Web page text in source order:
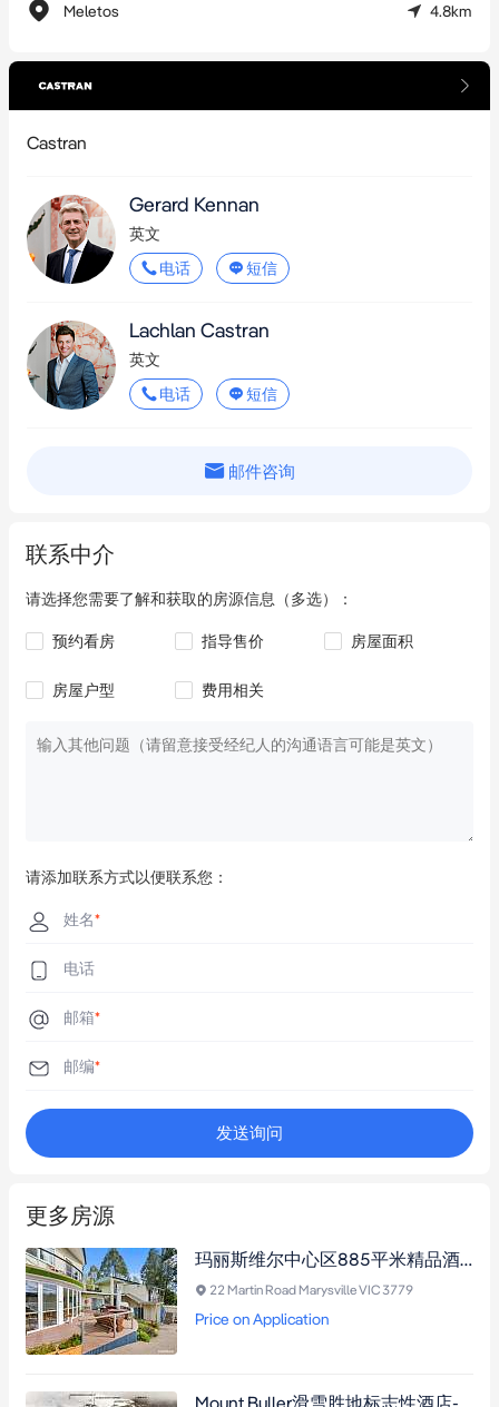
一步提升其价值。
本次出售内容为永久产权土地及其附属设施，买家可选择将运营
中的生意、品牌及库存（按估值）与地产捆绑收购，亦可作为独
立部分另行交易。
欲了解更多详情或预约私人参观，请联系独家销售代理Gerard
Kennan，电话0413 139 231，或Lachlan Castran，电话0475 000
888。
Castran – 庆祝成为房地产行业领导者逾40载。
Meletos 4.8km
Castran
Gerard Kennan
英文
电话
短信
Lachlan Castran
英文
电话
短信
邮件咨询
联系中介
请选择您需要了解和获取的房源信息（多选）：
预约看房 指导售价 房屋面积
房屋户型 费用相关
请添加联系方式以便联系您：
姓名*
电话
邮箱*
邮编*
发送询问
更多房源
玛丽斯维尔中心区885平米精品酒店，全装修即买即营，邻近雪场与酒庄，投资良机。
22 Martin Road Marysville VIC 3779
Price on Application